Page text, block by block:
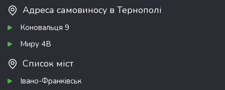
Адреса самовиносу в Тернополі
Коновальця 9
Миру 4В
Список міст
Івано-Франківськ